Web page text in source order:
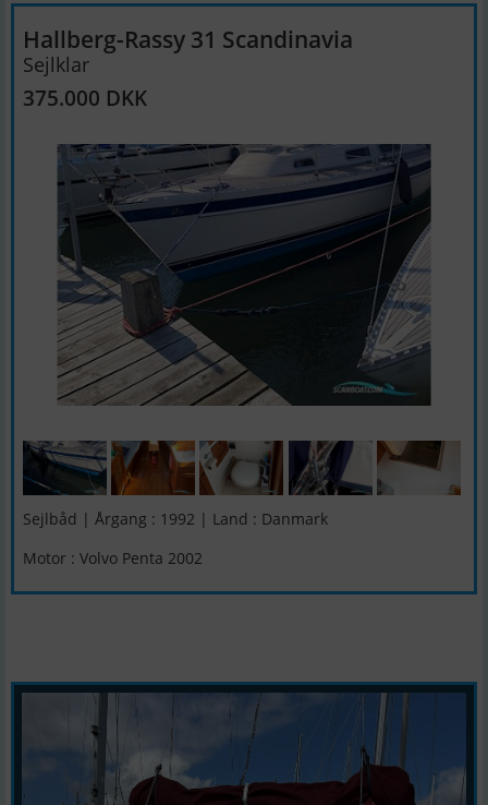
Hallberg-Rassy 31 Scandinavia
Sejlklar
375.000 DKK
Sejlbåd | Årgang : 1992 | Land : Danmark
Motor : Volvo Penta 2002